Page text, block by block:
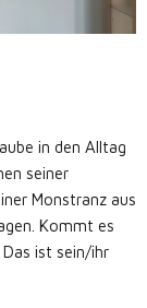
in den Alltag
seiner
Monstranz aus
Kommt es
ist sein/ihr